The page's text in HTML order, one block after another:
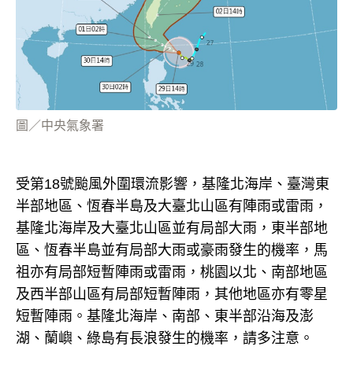
圖／中央氣象署
受第18號颱風外圍環流影響，基隆北海岸、臺灣東
半部地區、恆春半島及大臺北山區有陣雨或雷雨，
基隆北海岸及大臺北山區並有局部大雨，東半部地
區、恆春半島並有局部大雨或豪雨發生的機率，馬
祖亦有局部短暫陣雨或雷雨，桃園以北、南部地區
及西半部山區有局部短暫陣雨，其他地區亦有零星
短暫陣雨。基隆北海岸、南部、東半部沿海及澎
湖、蘭嶼、綠島有長浪發生的機率，請多注意。